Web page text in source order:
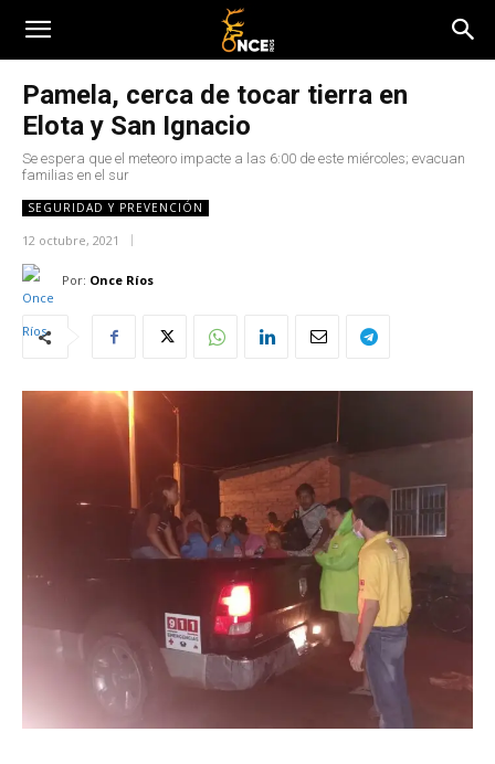
Pamela, cerca de tocar tierra en
Elota y San Ignacio
Se espera que el meteoro impacte a las 6:00 de este miércoles; evacuan
familias en el sur
SEGURIDAD Y PREVENCIÓN
12 octubre, 2021
Por: Once Ríos